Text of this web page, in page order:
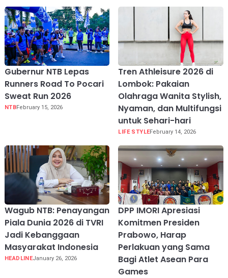
Gubernur NTB Lepas
Runners Road To Pocari
Sweat Run 2026
NTBFebruary 15, 2026
Tren Athleisure 2026 di
Lombok: Pakaian
Olahraga Wanita Stylish,
Nyaman, dan Multifungsi
untuk Sehari-hari
LIFE STYLEFebruary 14, 2026
Wagub NTB: Penayangan
Piala Dunia 2026 di TVRI
Jadi Kebanggaan
Masyarakat Indonesia
HEADLINEJanuary 26, 2026
DPP IMORI Apresiasi
Komitmen Presiden
Prabowo, Harap
Perlakuan yang Sama
Bagi Atlet Asean Para
Games